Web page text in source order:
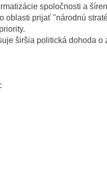
spoločnosti a
oblasti prijať "národnú
širšia politická dohoda